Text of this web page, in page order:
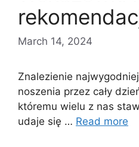
March 14, 2024
Znalezienie
noszenia przez cały
któremu wielu z nas
udaje się … Read more